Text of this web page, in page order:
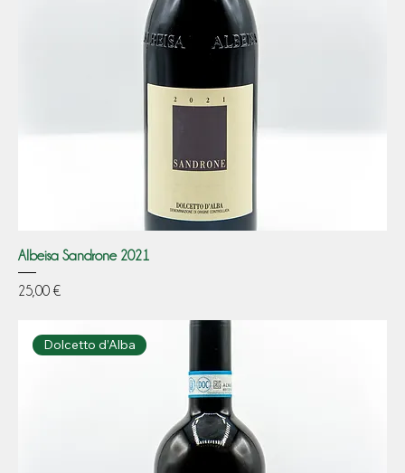
Albeisa Sandrone 2021
Prezzo
25,00 €
Dolcetto d’Alba